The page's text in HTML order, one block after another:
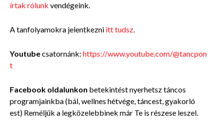
írtak rólunk vendégeink.
A tanfolyamokra jelentkezni itt tudsz.
Youtubecsatornánk: https://www.youtube.com/@tancpon
t
Facebook oldalunkon betekintést nyerhetsz táncos
programjainkba (bál, wellnes hétvége, táncest, gyakorló
est) Reméljük a legközelebbinek már Te is részese leszel.